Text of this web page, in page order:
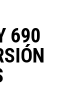
690